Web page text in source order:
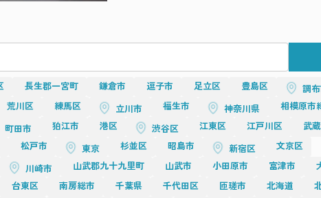
るでしょう。
緊張感、RAWRの素材感、TESSENの構築的美。
みを与えます。
で創作的な時間が流れる街、目黒。
現を見つけてください。
。
長生郡一宮町 鎌倉市 逗子市 足立区 豊島区
調
荒川区 練馬区 立川市 福生市 神奈川県
相模原市
町田市 狛江市 港区 渋谷区 江東区 江戸川区
武
松戸市 東京 杉並区 昭島市 新宿区
文京区
川崎市 山武郡九十九里町 山武市 小田原市 富津市
台東区 南房総市 千葉県 千代田区 匝瑳市 北海道